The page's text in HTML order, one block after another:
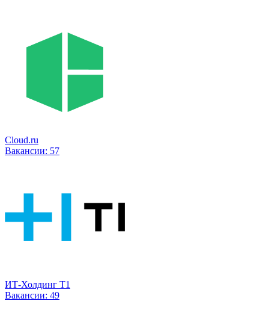
Cloud.ru
Вакансии: 57
ИТ-Холдинг Т1
Вакансии: 49